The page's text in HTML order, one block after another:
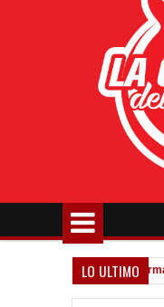
LO ULTIMO
Todo confirmado